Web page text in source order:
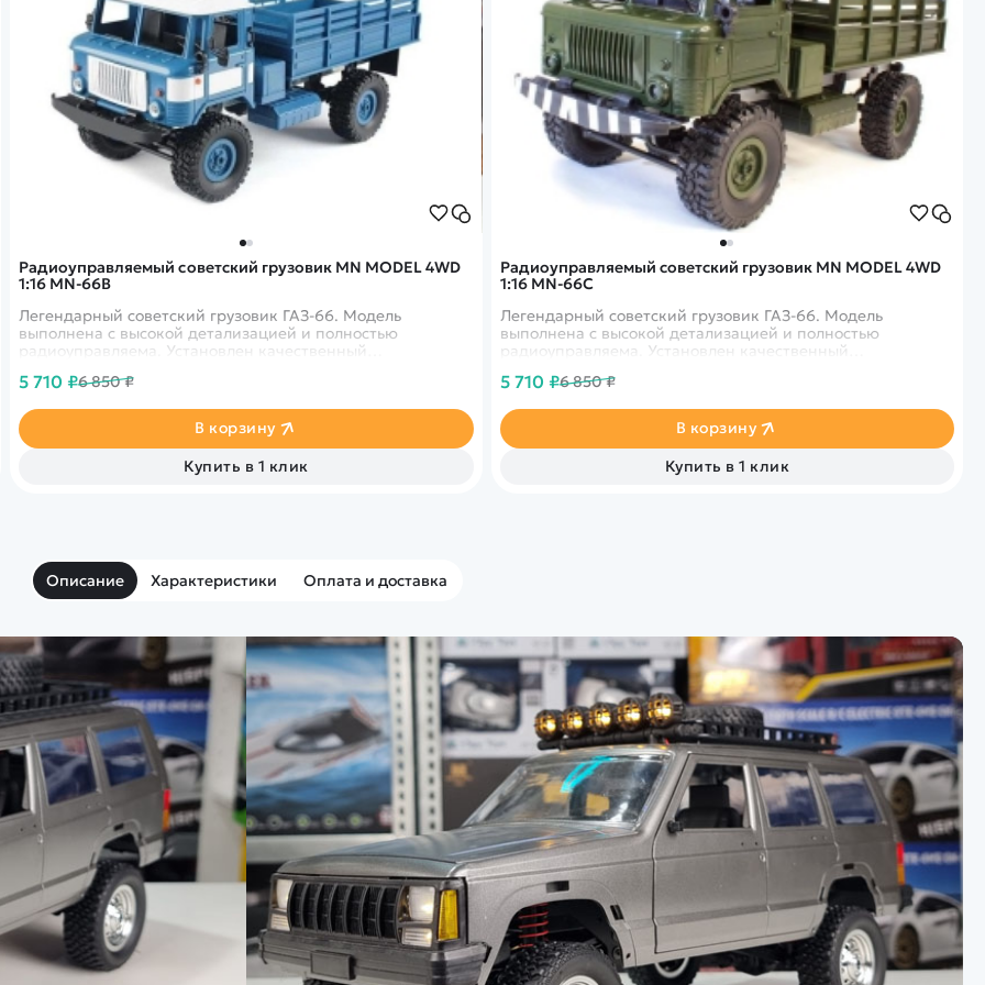
Радиоуправляемый советский грузовик MN MODEL 4WD
1:16 MN-66B
Легендарный советский грузовик ГАЗ-66. Модель
выполнена с высокой детализацией и полностью
радиоуправляема. Установлен качественный
позволяющий играть до 25 минут. Данная модель
5 710 ₽6 850 ₽
В корзину
Купить в 1 клик
Радиоуправляемый советский грузовик MN MODEL 4WD
1:16 MN-66C
Легендарный советский грузовик ГАЗ-66. Модель
выполнена с высокой детализацией и полностью
радиоуправляема. Установлен качественный
позволяющий играть до 25 минут. Данная модель
5 710 ₽6 850 ₽
В корзину
Купить в 1 клик
Описание Характеристики Оплата и доставка